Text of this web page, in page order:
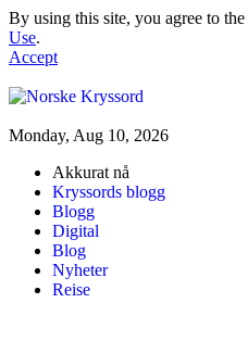
By using this site, you agree to the
Use.
Accept
Monday, Aug 10, 2026
Akkurat nå
Kryssords blogg
Blogg
Digital
Blog
Nyheter
Reise